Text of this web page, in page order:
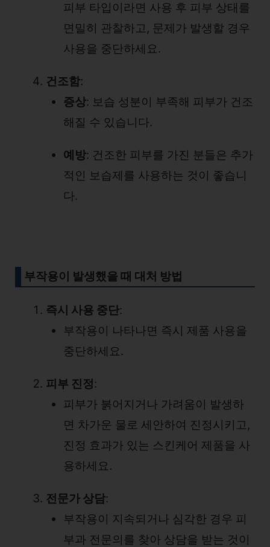
피부 타입이라면 사용 후 피부 상태를
면밀히 관찰하고, 문제가 발생할 경우
사용을 중단하세요.
건조함:
증상: 보습 성분이 부족해 피부가 건조
해질 수 있습니다.
예방: 건조한 피부를 가진 분들은 추가
적인 보습제를 사용하는 것이 좋습니
다.
부작용이 발생했을 때 대처 방법
즉시 사용 중단:
부작용이 나타나면 즉시 제품 사용을
중단하세요.
피부 진정:
피부가 붉어지거나 가려움이 발생하
면 차가운 물로 세안하여 진정시키고,
진정 효과가 있는 스킨케어 제품을 사
용하세요.
전문가 상담:
부작용이 지속되거나 심각한 경우 피
부과 전문의를 찾아 상담을 받는 것이